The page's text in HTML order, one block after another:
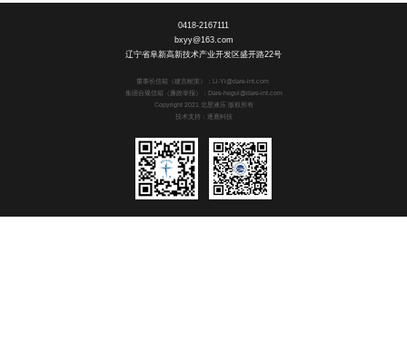
0418-2167111
bxyy@163.com
辽宁省阜新高新技术产业开发区盛开路22号
董事长信箱（建言献策）：Li-Yi@dare-int.com
集团合规信箱（廉政举报）：Dare-hegui@dare-int.com
Copyright 2021 北星液压 版权所有
技术支持：逐鹿科技